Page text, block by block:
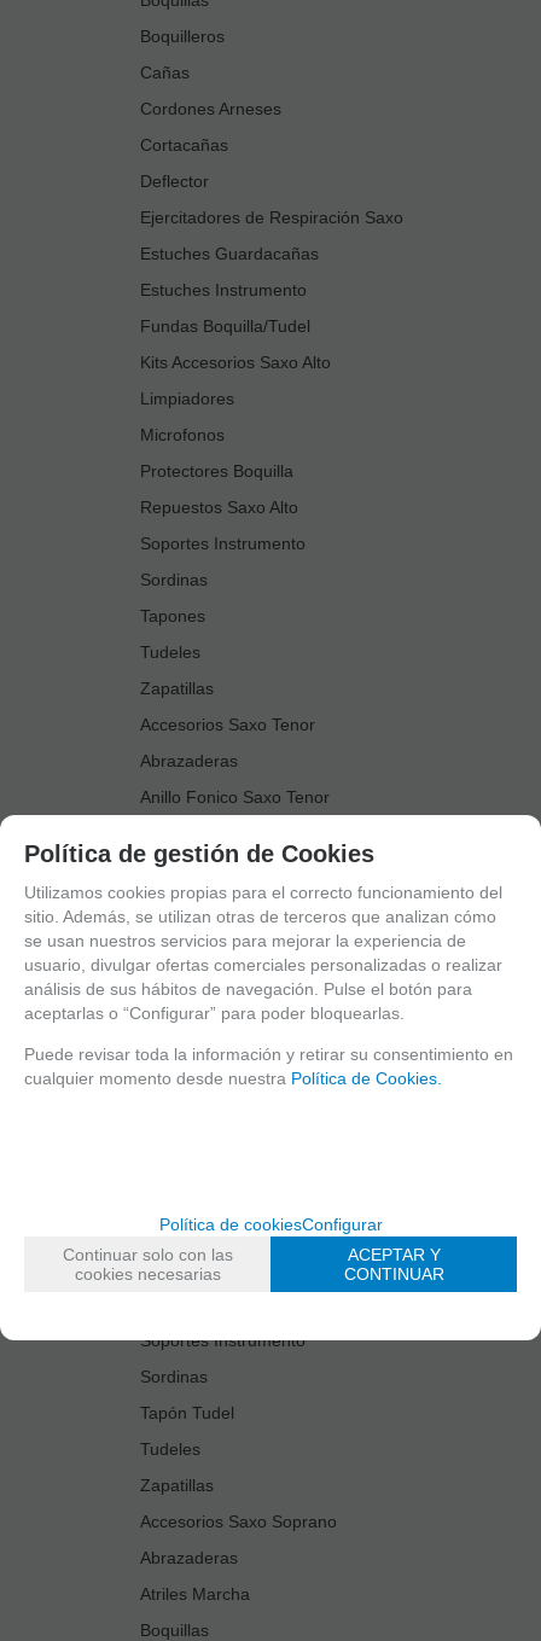
Boquilleros
Cañas
Cordones Arneses
Cortacañas
Deflector
Ejercitadores de Respiración Saxo
Estuches Guardacañas
Estuches Instrumento
Fundas Boquilla/Tudel
Kits Accesorios Saxo Alto
Limpiadores
Microfonos
Protectores Boquilla
Repuestos Saxo Alto
Soportes Instrumento
Sordinas
Tapones
Tudeles
Zapatillas
Accesorios Saxo Tenor
Abrazaderas
Anillo Fonico Saxo Tenor
Boquillas
Boquilleros
Cañas
Cortacañas
Deflector Saxo Tenor
Estuches Guardacañas
Limpiadores
Protectores Boquilla
Soportes Instrumento
Sordinas
Tapón Tudel
Tudeles
Zapatillas
Accesorios Saxo Soprano
Abrazaderas
Atriles Marcha
Boquillas
Política de gestión de Cookies
Utilizamos cookies propias para el correcto funcionamiento del
sitio. Además, se utilizan otras de terceros que analizan cómo
se usan nuestros servicios para mejorar la experiencia de
usuario, divulgar ofertas comerciales personalizadas o realizar
análisis de sus hábitos de navegación. Pulse el botón para
aceptarlas o “Configurar” para poder bloquearlas.
Puede revisar toda la información y retirar su consentimiento en
cualquier momento desde nuestra Política de Cookies.
Política de cookiesConfigurar
Continuar solo con las
cookies necesarias
ACEPTAR Y
CONTINUAR